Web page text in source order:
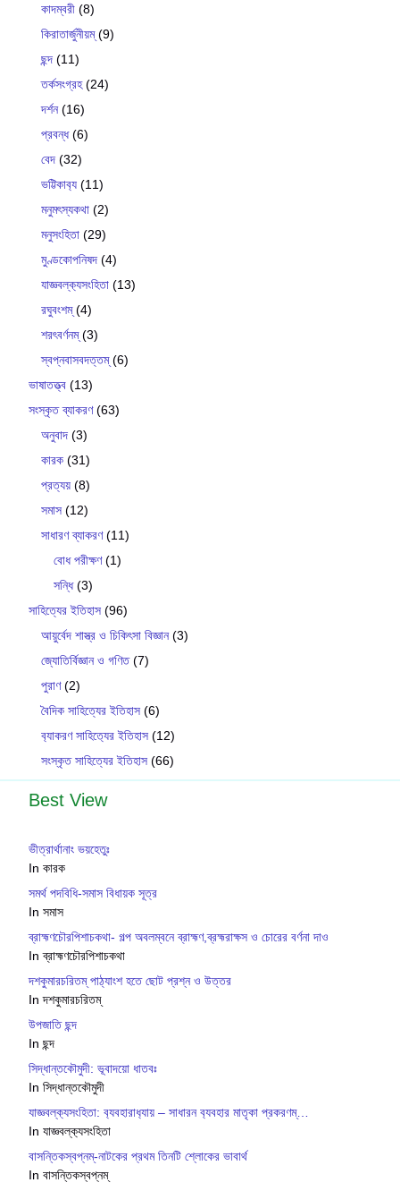
কাদম্বরী (8)
কিরাতার্জুনীয়ম্(9)
ছন্দ (11)
তর্কসংগ্রহ(24)
দর্শন(16)
প্রবন্ধ(6)
বেদ (32)
ভট্টিকাব‍্য (11)
মনুমৎস্যকথা (2)
মনুসংহিতা (29)
মুণ্ডকোপনিষদ (4)
যাজ্ঞবল্ক‍্যসংহিতা (13)
রঘুবংশম্(4)
শরৎবর্ণনম্(3)
স্বপ্নবাসবদত্তম্(6)
ভাষাতত্ত্ব (13)
সংস্কৃত ব্যাকরণ(63)
অনুবাদ (3)
কারক (31)
প্রত্যয় (8)
সমাস (12)
সাধারণ ব্যাকরণ(11)
বোধ পরীক্ষণ(1)
সন্ধি(3)
সাহিত্যের ইতিহাস (96)
আয়ুর্বেদ শাস্ত্র ও চিকিৎসা বিজ্ঞান(3)
জ্যোতির্বিজ্ঞান ও গণিত(7)
পুরাণ(2)
বৈদিক সাহিত্যের ইতিহাস (6)
ব‍্যাকরণ সাহিত‍্যের ইতিহাস (12)
সংস্কৃত সাহিত্যের ইতিহাস (66)
Best View
ভীত্রার্থানাং ভয়হেতুঃ
In কারক
সমর্থ পদবিধি-সমাস বিধায়ক সূত্র
In সমাস
ব্রাহ্মণচৌরপিশাচকথা- গল্প অবলম্বনে ব্রাহ্মণ,ব্রহ্মরাক্ষস ও চোরের বর্ণনা দাও
In ব্রাহ্মণচৌরপিশাচকথা
দশকুমারচরিতম্ পাঠ্যাংশ হতে ছোট প্রশ্ন ও উত্তর
In দশকুমারচরিতম্
উপজাতি ছন্দ
In ছন্দ
সিদ্ধান্তকৌমুদী: ভূবাদয়ো ধাতবঃ
In সিদ্ধান্তকৌমুদী
যাজ্ঞবল্ক‍্যসংহিতা: ব‍্যবহারাধ‍্যায় – সাধারন ব‍্যবহার মাতৃকা প্রকরণম্…
In যাজ্ঞবল্ক‍্যসংহিতা
বাসন্তিকস্বপ্নম্-নাটকের প্রথম তিনটি শ্লোকের ভাবার্থ
In বাসন্তিকস্বপ্নম্